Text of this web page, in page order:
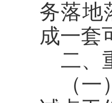
务落地
成一套
二、
（